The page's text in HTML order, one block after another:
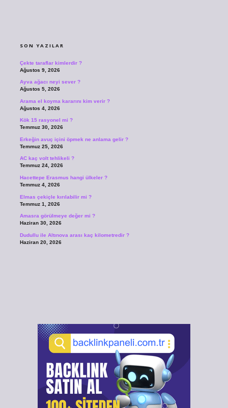
SON YAZILAR
Çekte taraflar kimlerdir ?
Ağustos 9, 2026
Ayva ağacı neyi sever ?
Ağustos 5, 2026
Arama el koyma kararını kim verir ?
Ağustos 4, 2026
Kök 15 rasyonel mi ?
Temmuz 30, 2026
Erkeğin avuç içini öpmek ne anlama gelir ?
Temmuz 25, 2026
AC kaç volt tehlikeli ?
Temmuz 24, 2026
Hacettepe Erasmus hangi ülkeler ?
Temmuz 4, 2026
Elmas çekiçle kırılabilir mi ?
Temmuz 1, 2026
Amasra görülmeye değer mi ?
Haziran 30, 2026
Dudullu ile Altınova arası kaç kilometredir ?
Haziran 20, 2026